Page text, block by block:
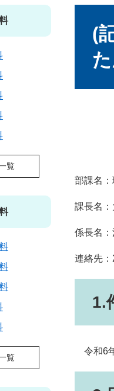
(
部課名
課長名
係長名
連絡先
1.
令和6
覧
覧